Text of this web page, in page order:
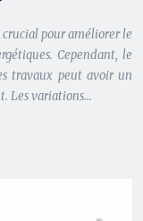
crucial pour améliorer le
Cependant, le
travaux peut avoir un
Les variations…